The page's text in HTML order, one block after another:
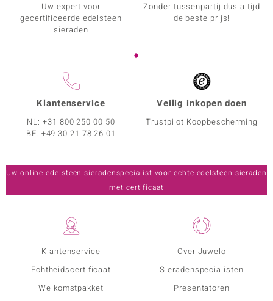
Klantenservice
Echtheidscertificaat
Welkomstpakket
Over Juwelo
Sieradenspecialisten
Presentatoren
Uw expert voor
gecertificeerde edelsteen
sieraden
Zonder tussenpartij dus altijd
de beste prijs!
Klantenservice
NL:+31 800 250 00 50
BE: +49 30 21 78 26 01
Veilig inkopen doen
Trustpilot Koopbescherming
Uw online edelsteen sieradenspecialist voor echte edelsteen sieraden
met certificaat